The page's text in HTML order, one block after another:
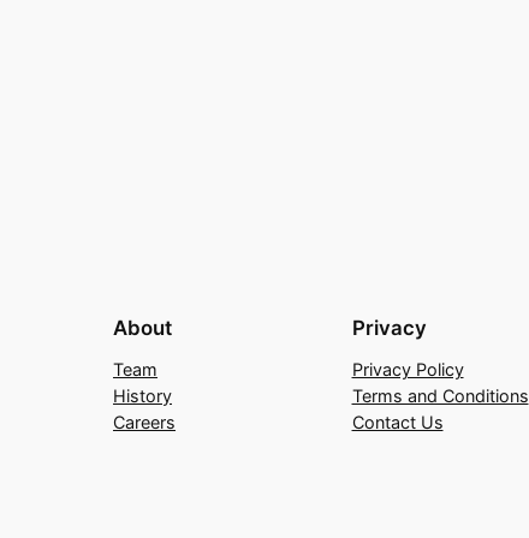
About
Team
History
Careers
Privacy
Privacy Policy
Terms and Conditions
Contact Us